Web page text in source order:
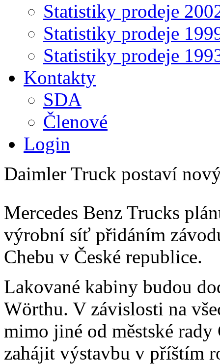
Statistiky prodeje
Statistiky prodeje
Statistiky prodeje
Kontakty
SDA
Členové
Login
Daimler Truck postaví
Mercedes Benz Trucks
výrobní síť přidáním
Chebu v České republice.
Lakované kabiny budou
Wörthu. V závislosti na
mimo jiné od městské
zahájit výstavbu v příštím